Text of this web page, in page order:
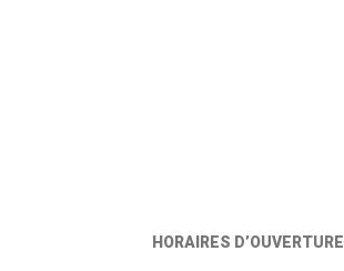
HORAIRES D’OUVERTURE